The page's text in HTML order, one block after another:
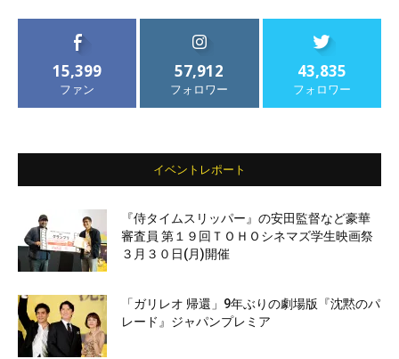
15,399
ファン
57,912
フォロワー
43,835
フォロワー
イベントレポート
『侍タイムスリッパー』の安田監督など豪華
審査員 第１９回ＴＯＨＯシネマズ学生映画祭
３月３０日(月)開催
「ガリレオ 帰還」9年ぶりの劇場版『沈黙のパ
レード』ジャパンプレミア